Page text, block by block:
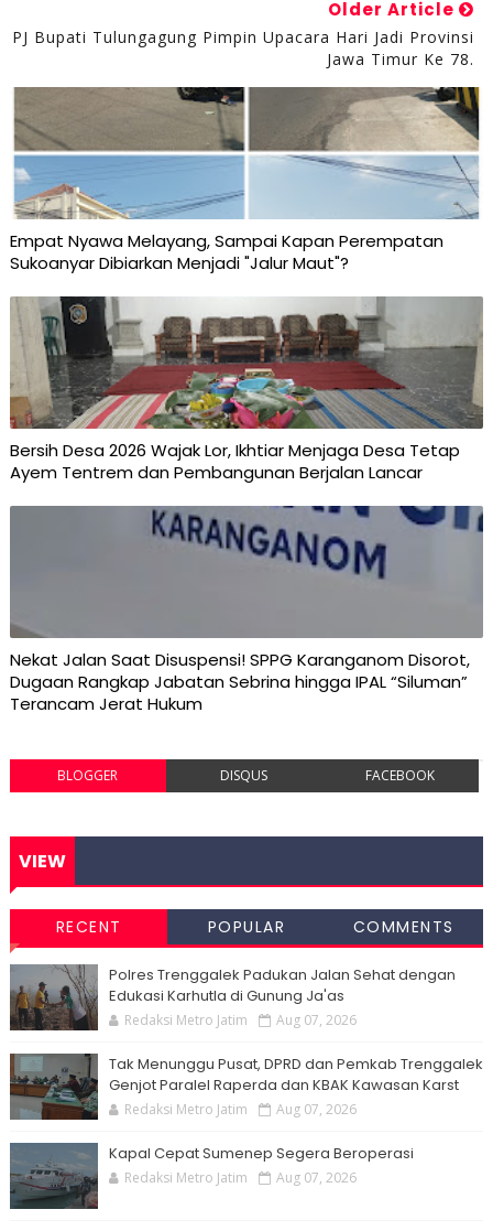
Older Article
PJ Bupati Tulungagung Pimpin Upacara Hari Jadi Provinsi
Jawa Timur Ke 78.
Empat Nyawa Melayang, Sampai Kapan Perempatan
Sukoanyar Dibiarkan Menjadi "Jalur Maut"?
Bersih Desa 2026 Wajak Lor, Ikhtiar Menjaga Desa Tetap
Ayem Tentrem dan Pembangunan Berjalan Lancar
Nekat Jalan Saat Disuspensi! SPPG Karanganom Disorot,
Dugaan Rangkap Jabatan Sebrina hingga IPAL “Siluman”
Terancam Jerat Hukum
BLOGGER DISQUS FACEBOOK
VIEW
RECENT POPULAR COMMENTS
Polres Trenggalek Padukan Jalan Sehat dengan
Edukasi Karhutla di Gunung Ja'as
Redaksi Metro Jatim Aug 07, 2026
Tak Menunggu Pusat, DPRD dan Pemkab Trenggalek
Genjot Paralel Raperda dan KBAK Kawasan Karst
Redaksi Metro Jatim Aug 07, 2026
Kapal Cepat Sumenep Segera Beroperasi
Redaksi Metro Jatim Aug 07, 2026